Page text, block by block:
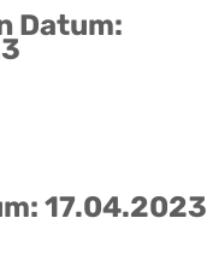
Datum:
17.04.2023